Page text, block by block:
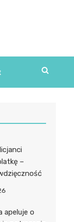
–
apeluje o